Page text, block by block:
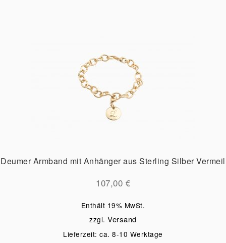
Deumer Armband mit Anhänger aus Sterling Silber Vermeil
107,00 €
Enthält 19% MwSt.
zzgl.Versand
Lieferzeit: ca. 8-10 Werktage